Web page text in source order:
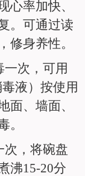
心率加快、
。可通过读
修身养性。
一次，可用
液）按使用
面、墙面、
。
次，将碗盘
沸15-20分